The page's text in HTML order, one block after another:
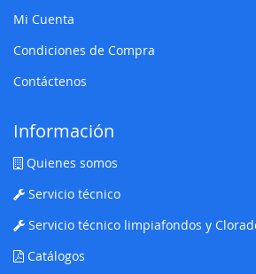
Mi Cuenta
Condiciones de Compra
Contáctenos
Información
Quienes somos
Servicio técnico
Servicio técnico limpiafondos y
Catálogos